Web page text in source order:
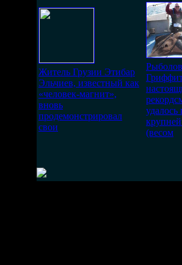
Житель Грузии Этибар
Эльчиев, известный как
«человек-магнит»,
вновь
продемонстрировал
свои
удалось
(весом